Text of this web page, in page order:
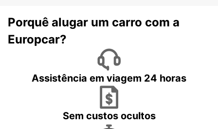
Porquê alugar um carro com a
Europcar?
Assistência em viagem 24 horas
Sem custos ocultos